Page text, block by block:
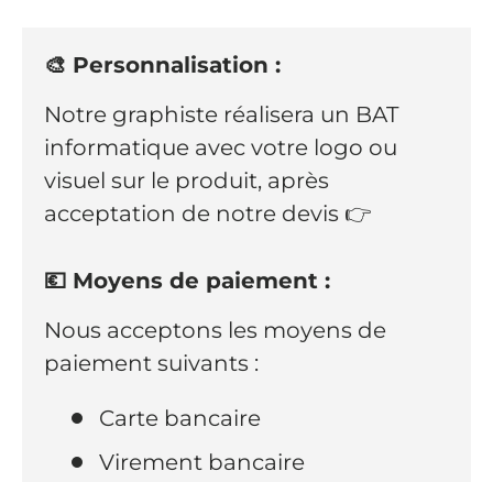
🎨 Personnalisation :
Notre graphiste réalisera un BAT
informatique avec votre logo ou
visuel sur le produit, après
acceptation de notre devis 👉
💶 Moyens de paiement :
Nous acceptons les moyens de
paiement suivants :
Carte bancaire
Virement bancaire